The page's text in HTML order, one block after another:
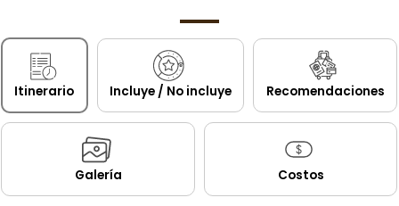
Itinerario Incluye / No incluye Recomendaciones
Galería Costos